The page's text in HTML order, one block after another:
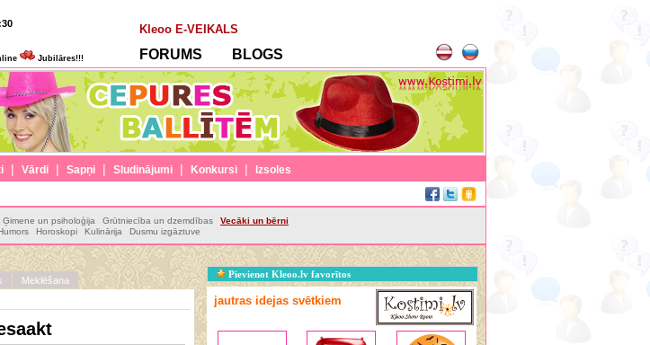
Jubilāres!!!
Kleoo E-VEIKALS
FORUMS BLOGS
| Vārdi | Sapņi | Sludinājumi | Konkursi |
Izsoles
Ģimene un psiholoģija Grūtniecība un dzemdības
Vecāki un bērni
Horoskopi Kulinārija Dusmu izgāztuve
Meklēšana
Pievienot Kleoo.lv favorītos
jautras idejas svētkiem